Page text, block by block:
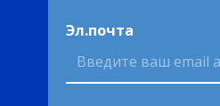
Эл.почта